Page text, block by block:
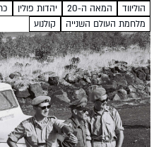
הוליווד
המאה ה-20 יהדות פולין
מלחמת העולם השנייה
קולנוע